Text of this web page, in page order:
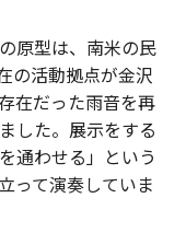
原型は、南米の民
の活動拠点が金沢
在だった雨音を再
した。展示をする
通わせる」という
って演奏していま